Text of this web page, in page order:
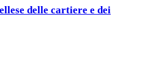
delle cartiere e dei